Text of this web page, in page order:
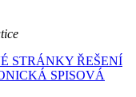
STRÁNKY ŘEŠENÍ
SPISOVÁ